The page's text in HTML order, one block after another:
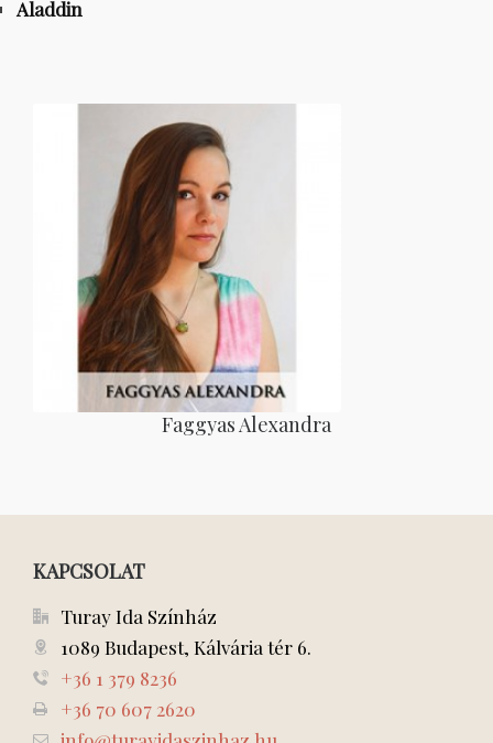
Aladdin
Faggyas Alexandra
KAPCSOLAT
Turay Ida Színház
1089 Budapest, Kálvária tér 6.
+36 1 379 8236
+36 70 607 2620